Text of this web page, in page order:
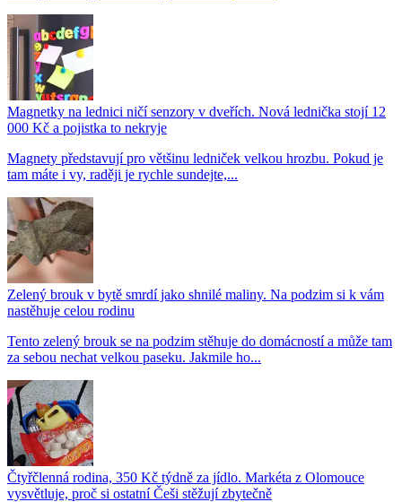
Magnetky na lednici ničí senzory v dveřích. Nová lednička stojí 12
000 Kč a pojistka to nekryje
Magnety představují pro většinu ledniček velkou hrozbu. Pokud je
tam máte i vy, raději je rychle sundejte,...
Zelený brouk v bytě smrdí jako shnilé maliny. Na podzim si k vám
nastěhuje celou rodinu
Tento zelený brouk se na podzim stěhuje do domácností a může tam
za sebou nechat velkou paseku. Jakmile ho...
Čtyřčlenná rodina, 350 Kč týdně za jídlo. Markéta z Olomouce
vysvětluje, proč si ostatní Češi stěžují zbytečně